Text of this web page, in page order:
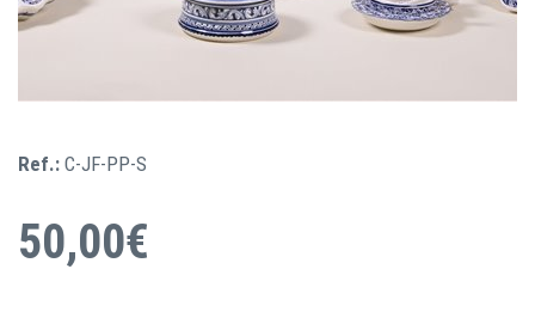
Ref.: C-JF-PP-S
50,00€